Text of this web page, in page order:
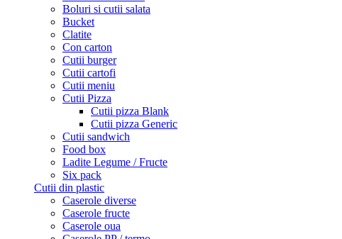
Boluri si cutii salata
Bucket
Clatite
Con carton
Cutii burger
Cutii cartofi
Cutii meniu
Cutii Pizza
Cutii pizza Blank
Cutii pizza Generic
Cutii sandwich
Food box
Ladite Legume / Fructe
Six pack
Cutii din plastic
Caserole diverse
Caserole fructe
Caserole oua